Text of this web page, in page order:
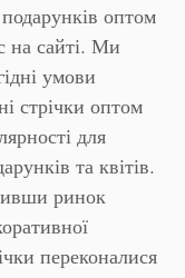
подарунків оптом
на сайті. Ми
умови
стрічки оптом
для
та квітів.
ринок
переконалися